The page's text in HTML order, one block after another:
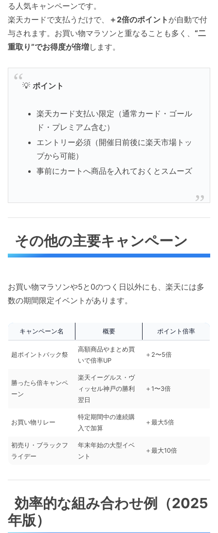
る人気キャンペーンです。
楽天カードで支払うだけで、
＋2倍のポイント が自動で付
与されます。お買い物マラソンと重なることも多く、 “二
重取り”でお得度が倍増します。
💡 ポイント
楽天カード支払い限定（通常カード・ゴール
ド・プレミアム含む）
エントリー必須（開催日前後に楽天市場トッ
プから可能）
事前にカートへ商品を入れておくとスムーズ
その他の主要キャンペーン
お買い物マラソンや5と0のつく日以外にも、楽天には多
数の期間限定イベントがあります。
キャンペーン名 概要 ポイント倍率
超ポイントバック祭
高額商品やまとめ買
いで倍率UP
＋2〜5倍
勝ったら倍キャンペ
ーン
楽天イーグルス・ヴ
ィッセル神戸の勝利
翌日
＋1〜3倍
お買い物リレー
特定期間中の連続購
入で加算
＋最大5倍
初売り・ブラックフ
ライデー
年末年始の大型イベ
ント
＋最大10倍
効率的な組み合わせ例（2025
年版）